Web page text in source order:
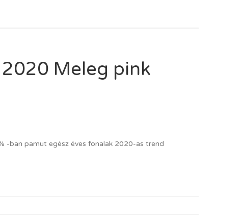
Meleg pink
-ban pamut egész éves fonalak 2020-as trend